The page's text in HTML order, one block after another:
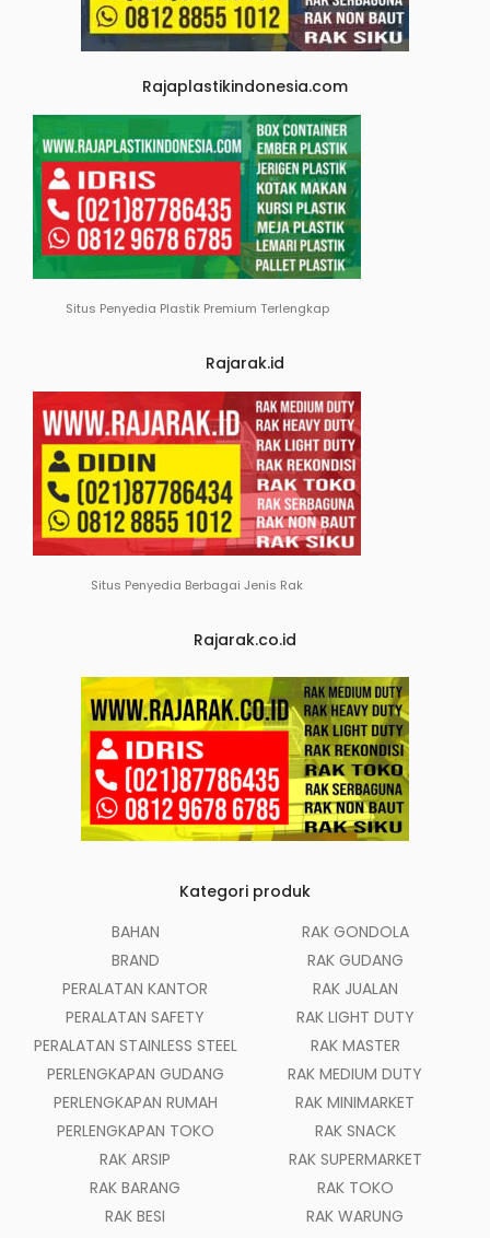
Rajaplastikindonesia.com
Situs Penyedia Plastik Premium Terlengkap
Rajarak.id
Situs Penyedia Berbagai Jenis Rak
Rajarak.co.id
Kategori produk
BAHAN
BRAND
PERALATAN KANTOR
PERALATAN SAFETY
PERALATAN STAINLESS STEEL
PERLENGKAPAN GUDANG
PERLENGKAPAN RUMAH
PERLENGKAPAN TOKO
RAK ARSIP
RAK BARANG
RAK BESI
RAK GONDOLA
RAK GUDANG
RAK JUALAN
RAK LIGHT DUTY
RAK MASTER
RAK MEDIUM DUTY
RAK MINIMARKET
RAK SNACK
RAK SUPERMARKET
RAK TOKO
RAK WARUNG